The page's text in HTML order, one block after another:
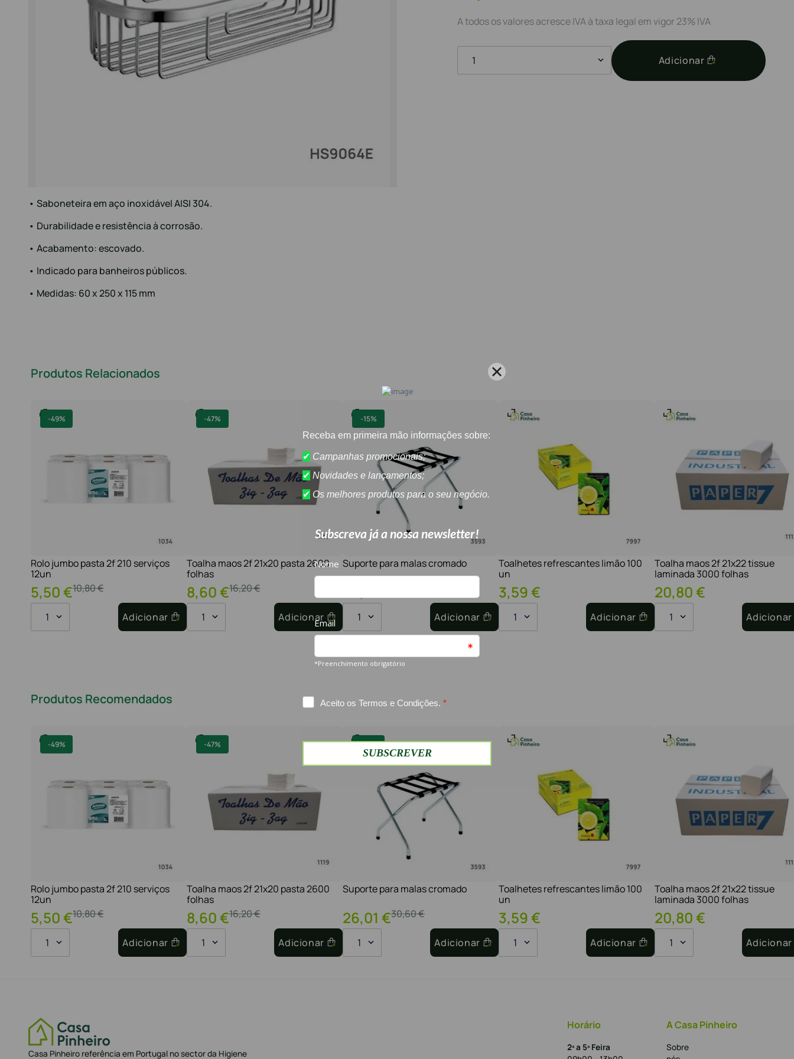
• Saboneteira em aço inoxidável AISI 304.
• Durabilidade e resistência à corrosão.
• Acabamento: escovado.
• Indicado para banheiros públicos.
• Medidas: 60 x 250 x 115 mm
A todos os valores acresce IVA à taxa legal em vigor 23% IVA
1 Adicionar
Produtos Relacionados
-49%
Rolo jumbo pasta 2f 210 serviços
12un
10,80€
5,50€
1 Adicionar
-47%
Toalha maos 2f 21x20 pasta 2600
folhas
16,20€
8,60€
1 Adicionar
-15%
Suporte para malas cromado
1 Adicionar
Toalhetes refrescantes limão 100
un
3,59€
1 Adicionar
Toalha maos 2f 21x22 tissue
laminada 3000 folhas
20,80€
1 Adicionar
Produtos Recomendados
-49%
Rolo jumbo pasta 2f 210 serviços
12un
10,80€
5,50€
1 Adicionar
-47%
Toalha maos 2f 21x20 pasta 2600
folhas
16,20€
8,60€
1 Adicionar
-15%
Suporte para malas cromado
30,60€
26,01 €
1 Adicionar
Toalhetes refrescantes limão 100
un
3,59€
1 Adicionar
Toalha maos 2f 21x22 tissue
laminada 3000 folhas
20,80€
1 Adicionar
Casa Pinheiro referência em Portugal no sector da Higiene
Horário
2ª a 5ª Feira
A Casa Pinheiro
Sobre